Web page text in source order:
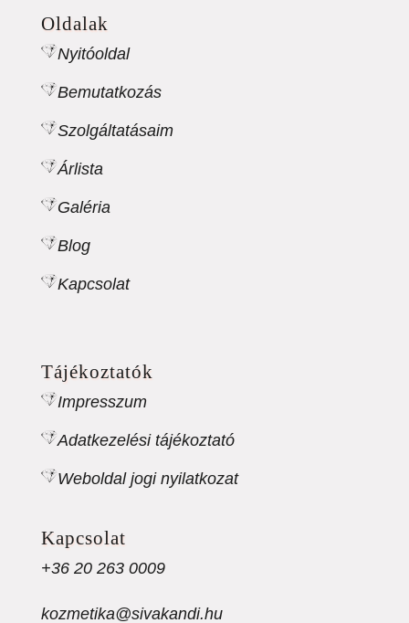
Oldalak
Nyitóoldal
Bemutatkozás
Szolgáltatásaim
Árlista
Galéria
Blog
Kapcsolat
Tájékoztatók
Impresszum
Adatkezelési tájékoztató
Weboldal jogi nyilatkozat
Kapcsolat
+36 20 263 0009
kozmetika@sivakandi.hu